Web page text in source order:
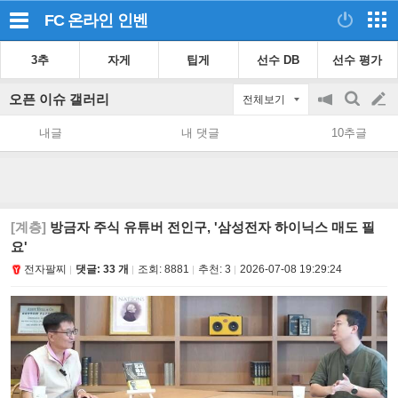
FC 온라인 인벤
3추 자게 팁게 선수 DB 선수 평가
오픈 이슈 갤러리 전체보기
공
지
on/off
검
색
글
쓰
내글 내 댓글 10추글
[계층] 방금자 주식 유튜버 전인구, '삼성전자 하이닉스 매도 필
요'
전자팔찌 댓글: 33 개 조회: 8881 추천: 3 2026-07-08 19:29:24